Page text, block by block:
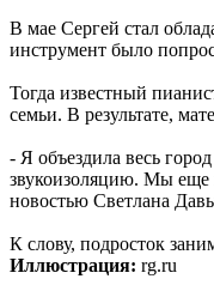
В мае Сергей стал
инструмент было
Тогда известный
семьи. В результате,
- Я объездила весь
звукоизоляцию. Мы еще
новостью Светлана
К слову, подросток
Иллюстрация: rg.ru